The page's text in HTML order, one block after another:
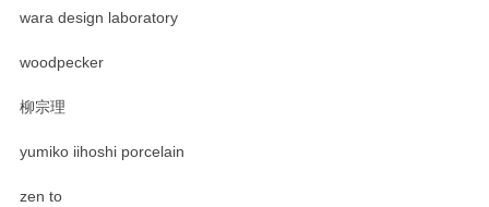
wara design laboratory
woodpecker
柳宗理
yumiko iihoshi porcelain
zen to